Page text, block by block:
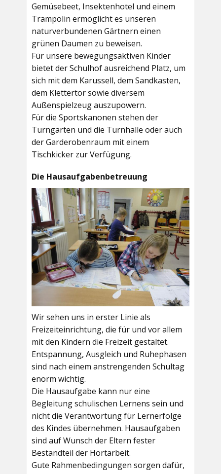
Gemüsebeet, Insektenhotel und einem
Trampolin ermöglicht es unseren
naturverbundenen Gärtnern einen
grünen Daumen zu beweisen.
Für unsere bewegungsaktiven Kinder
bietet derSchulhofausreichend Platz, um
sich mit dem Karussell, dem Sandkasten,
dem Klettertor sowie diversem
Außenspielzeug auszupowern.
Für die Sportskanonen stehen der
Turngarten und die Turnhalle oder auch
derGarderobenraum mit einem
Tischkicker zur Verfügung.
Die Hausaufgabenbetreuung
Wir sehen uns in erster Linie als
Freizeiteinrichtung, die für und vor allem
mit den Kindern die Freizeit gestaltet.
Entspannung, Ausgleich und Ruhephasen
sind nach einem anstrengenden Schultag
enorm wichtig.
Die Hausaufgabe kann nur eine
Begleitung schulischen Lernens sein und
nicht die Verantwortung für Lernerfolge
des Kindes übernehmen. Hausaufgaben
sind auf Wunsch der Eltern fester
Bestandteil der Hortarbeit.
Gute Rahmenbedingungen sorgen dafür,